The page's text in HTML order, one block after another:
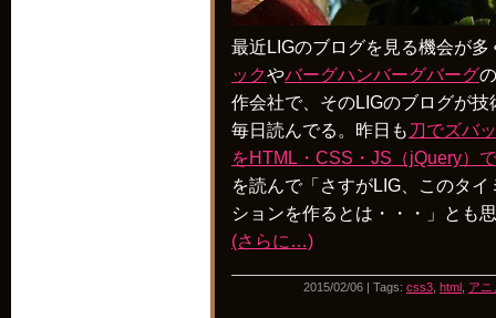
最近LIGのブログを見る機会が多
ックやバーグハンバーグバーグ
作会社で、そのLIGのブログが
毎日読んでる。昨日も 刀でズバ
をHTML・CSS・JS（jQuery）
を読んで「さすがLIG、このタ
ションを作るとは・・・」とも
(さらに…)
2015/02/06 | Tags: css3, html , アニ